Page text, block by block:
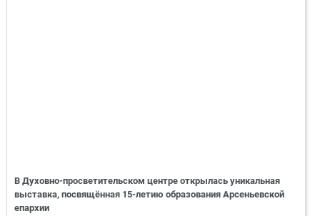
В Духовно-просветительском центре открылась уникальная
выставка, посвящённая 15-летию образования Арсеньевской
епархии